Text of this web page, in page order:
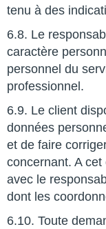
tenu à des
6.8. Le
caractère
personnel du
professionnel.
6.9. Le client
données
et de faire
concernant. A
avec le
dont les
6.10. Toute